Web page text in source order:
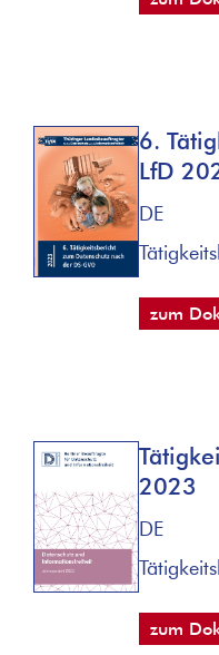
6.
LfD
DE
zum
2023
DE
zum